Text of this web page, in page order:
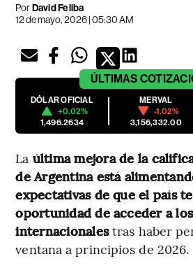
PorDavid Feliba
12 de mayo, 2026 | 05:30 AM
ÚLTIMAS
DÓLAR OFICIAL
+0.02%
1,496.2634
MERVAL
-1.02%
3,156,332.00
La última mejora de la
de Argentina está
expectativas de que el país
oportunidad de acceder a
internacionalestras haber
ventana a principios de 2026.